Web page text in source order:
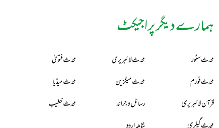
ہمارے دیگر پراجیکٹ
محدث سٹور محدث لائبریری
محدث فتویٰ
محدث فورم
محدث میگزین
محدث میڈیا
قرآن لائبریری
رسائل و جرائد
محدث خطیب